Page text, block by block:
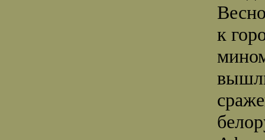
к